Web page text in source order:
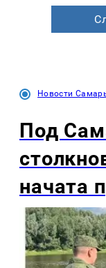
Новости
Под
начата